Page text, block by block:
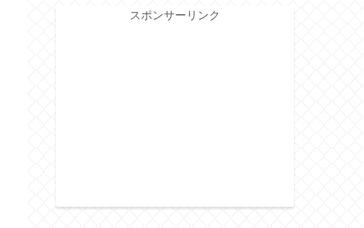
スポンサーリンク